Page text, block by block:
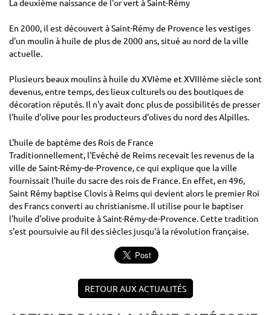
La deuxième naissance de l'or vert à Saint-Rémy
En 2000, il est découvert à Saint-Rémy de Provence les vestiges
d'un moulin à huile de plus de 2000 ans, situé au nord de la ville
actuelle.
Plusieurs beaux moulins à huile du XVIème et XVIIIème siècle sont
devenus, entre temps, des lieux culturels ou des boutiques de
décoration réputés. Il n'y avait donc plus de possibilités de presser
l'huile d'olive pour les producteurs d'olives du nord des Alpilles.
L'huile de baptême des Rois de France
Traditionnellement, l'Evêché de Reims recevait les revenus de la
ville de Saint-Rémy-de-Provence, ce qui explique que la ville
fournissait l'huile du sacre des rois de France. En effet, en 496,
Saint Rémy baptise Clovis à Reims qui devient alors le premier Roi
des Francs converti au christianisme. Il utilise pour le baptiser
l'huile d'olive produite à Saint-Rémy-de-Provence. Cette tradition
s'est poursuivie au fil des siècles jusqu'à la révolution française.
RETOUR AUX ACTUALITÉS